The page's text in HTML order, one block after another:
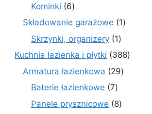
Kominki 66
produktów
Składowanie garażowe 11
Skrzynki, organizery 11
produkt
Kuchnia łazienka i płytki 388388
Armatura łazienkowa 2929
Baterie łazienkowe 77
produktów
Panele prysznicowe 88